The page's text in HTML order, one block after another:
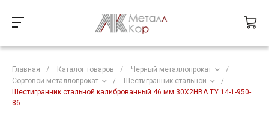
Главная / Каталог товаров / Черный металлопрокат
/
Сортовой металлопрокат
/ Шестигранник стальной
/
Шестигранник стальной калиброванный 46 мм 30Х2НВА ТУ 14-1-950-
86